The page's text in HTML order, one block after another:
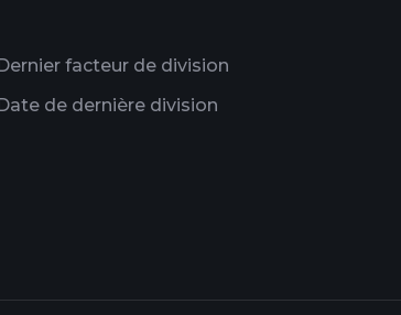
facteur de division
de dernière division